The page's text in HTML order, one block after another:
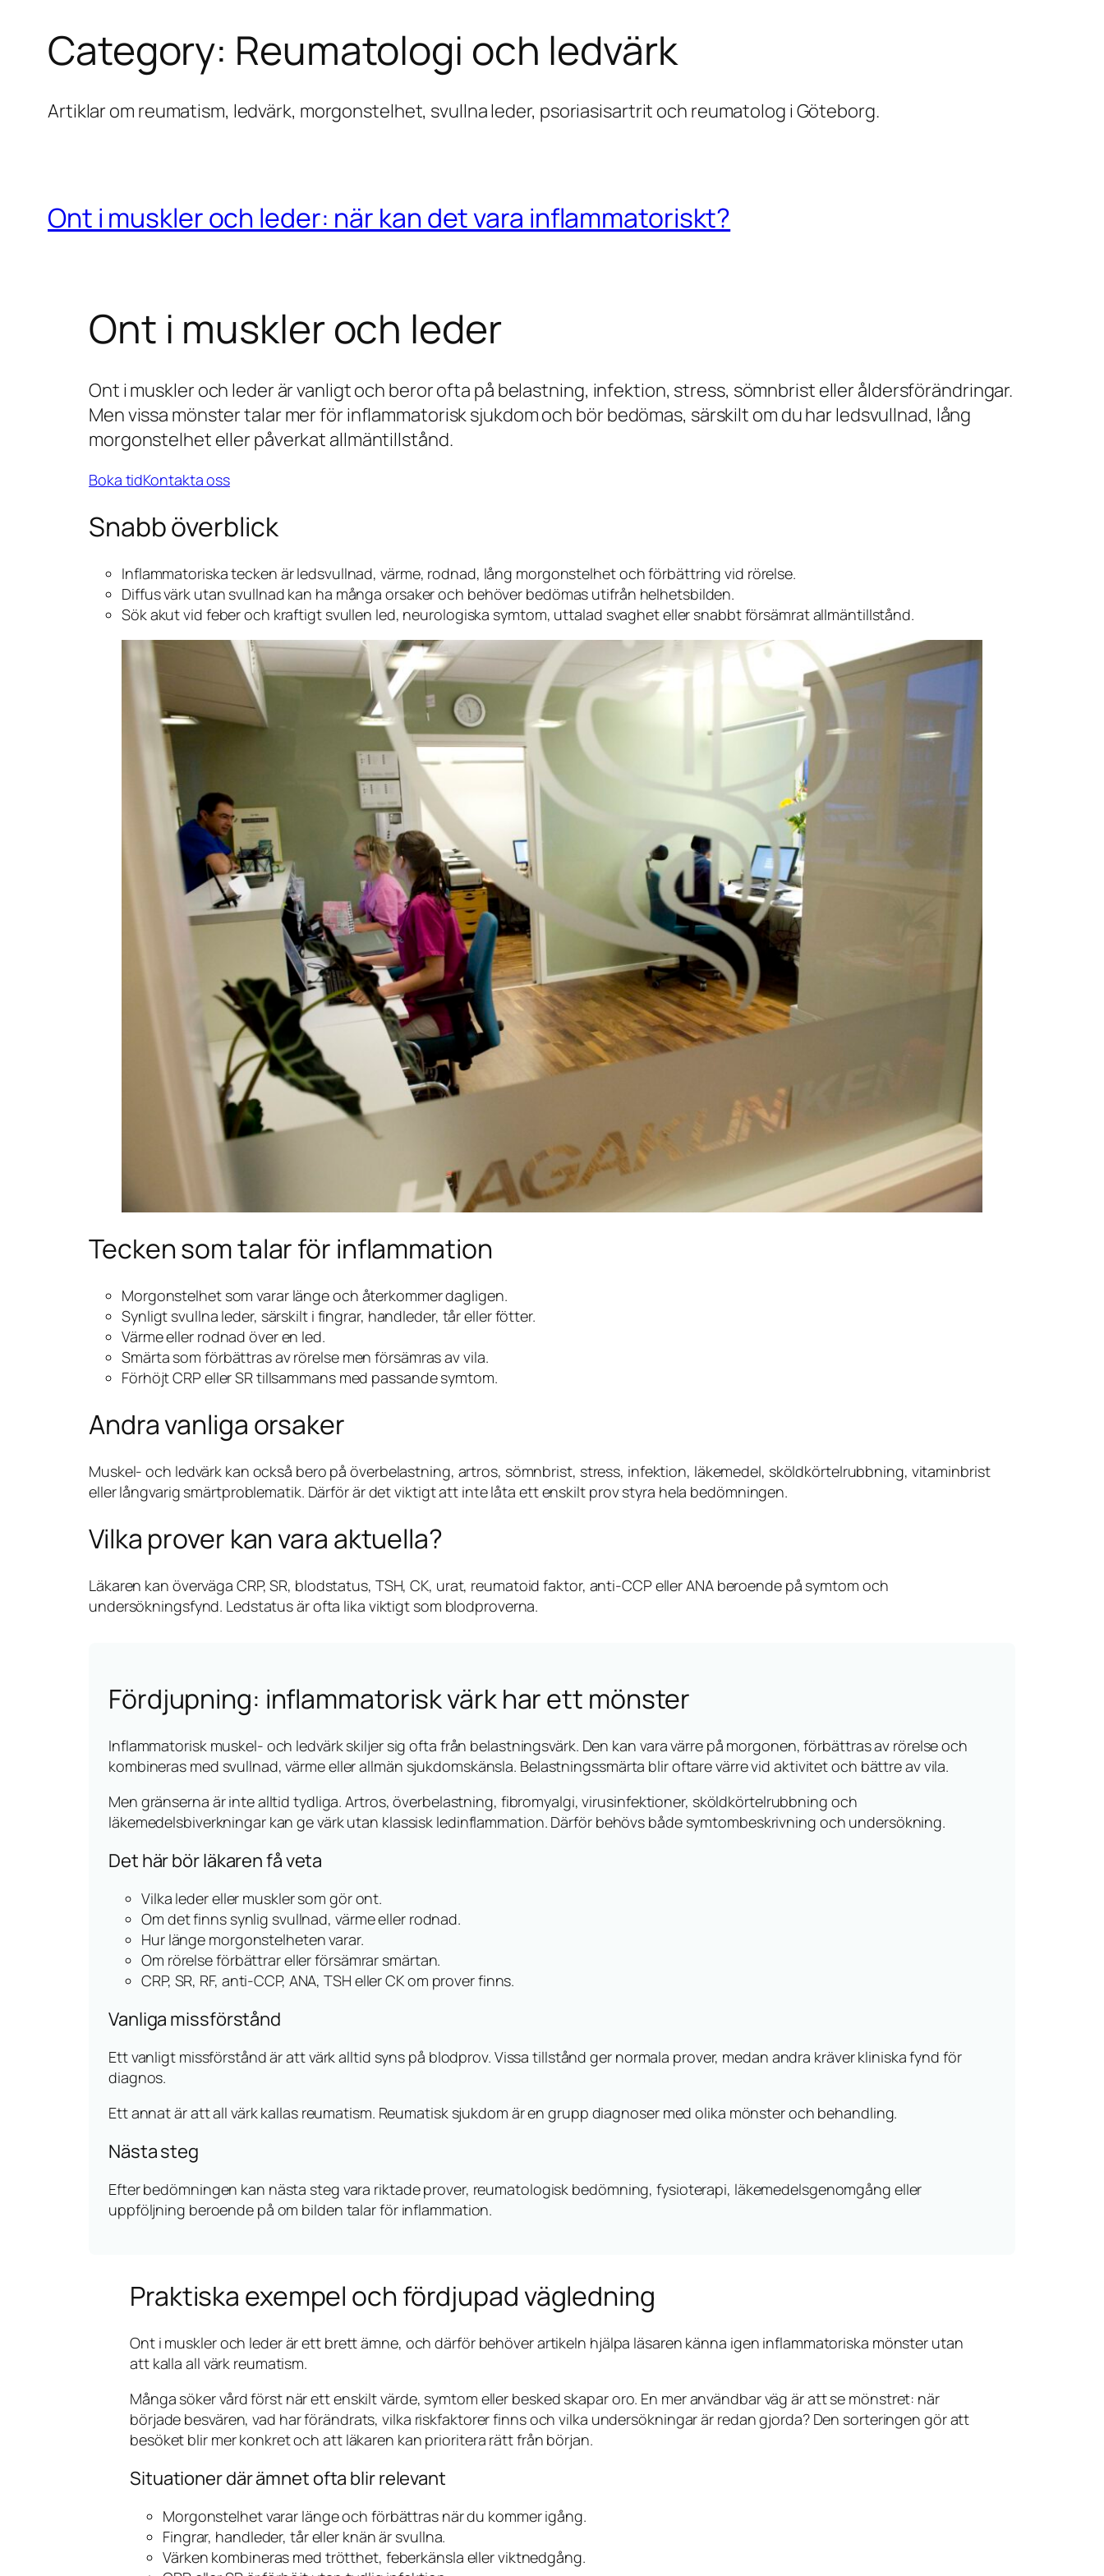
Category: Reumatologi och ledvärk
Artiklar om reumatism, ledvärk, morgonstelhet, svullna leder, psoriasisartrit och reumatolog i Göteborg.
Ont i muskler och leder: när kan det vara inflammatoriskt?
Ont i muskler och leder
Ont i muskler och leder är vanligt och beror ofta på belastning, infektion, stress, sömnbrist eller åldersförändringar.
Men vissa mönster talar mer för inflammatorisk sjukdom och bör bedömas, särskilt om du har ledsvullnad, lång
morgonstelhet eller påverkat allmäntillstånd.
Boka tidKontakta oss
Snabb överblick
Inflammatoriska tecken är ledsvullnad, värme, rodnad, lång morgonstelhet och förbättring vid rörelse.
Diffus värk utan svullnad kan ha många orsaker och behöver bedömas utifrån helhetsbilden.
Sök akut vid feber och kraftigt svullen led, neurologiska symtom, uttalad svaghet eller snabbt försämrat allmäntillstånd.
Tecken som talar för inflammation
Morgonstelhet som varar länge och återkommer dagligen.
Synligt svullna leder, särskilt i fingrar, handleder, tår eller fötter.
Värme eller rodnad över en led.
Smärta som förbättras av rörelse men försämras av vila.
Förhöjt CRP eller SR tillsammans med passande symtom.
Andra vanliga orsaker
Muskel- och ledvärk kan också bero på överbelastning, artros, sömnbrist, stress, infektion, läkemedel, sköldkörtelrubbning, vitaminbrist
eller långvarig smärtproblematik. Därför är det viktigt att inte låta ett enskilt prov styra hela bedömningen.
Vilka prover kan vara aktuella?
Läkaren kan överväga CRP, SR, blodstatus, TSH, CK, urat, reumatoid faktor, anti-CCP eller ANA beroende på symtom och
undersökningsfynd. Ledstatus är ofta lika viktigt som blodproverna.
Fördjupning: inflammatorisk värk har ett mönster
Inflammatorisk muskel- och ledvärk skiljer sig ofta från belastningsvärk. Den kan vara värre på morgonen, förbättras av rörelse och
kombineras med svullnad, värme eller allmän sjukdomskänsla. Belastningssmärta blir oftare värre vid aktivitet och bättre av vila.
Men gränserna är inte alltid tydliga. Artros, överbelastning, fibromyalgi, virusinfektioner, sköldkörtelrubbning och
läkemedelsbiverkningar kan ge värk utan klassisk ledinflammation. Därför behövs både symtombeskrivning och undersökning.
Det här bör läkaren få veta
Vilka leder eller muskler som gör ont.
Om det finns synlig svullnad, värme eller rodnad.
Hur länge morgonstelheten varar.
Om rörelse förbättrar eller försämrar smärtan.
CRP, SR, RF, anti-CCP, ANA, TSH eller CK om prover finns.
Vanliga missförstånd
Ett vanligt missförstånd är att värk alltid syns på blodprov. Vissa tillstånd ger normala prover, medan andra kräver kliniska fynd för
diagnos.
Ett annat är att all värk kallas reumatism. Reumatisk sjukdom är en grupp diagnoser med olika mönster och behandling.
Nästa steg
Efter bedömningen kan nästa steg vara riktade prover, reumatologisk bedömning, fysioterapi, läkemedelsgenomgång eller
uppföljning beroende på om bilden talar för inflammation.
Praktiska exempel och fördjupad vägledning
Ont i muskler och leder är ett brett ämne, och därför behöver artikeln hjälpa läsaren känna igen inflammatoriska mönster utan
att kalla all värk reumatism.
Många söker vård först när ett enskilt värde, symtom eller besked skapar oro. En mer användbar väg är att se mönstret: när
började besvären, vad har förändrats, vilka riskfaktorer finns och vilka undersökningar är redan gjorda? Den sorteringen gör att
besöket blir mer konkret och att läkaren kan prioritera rätt från början.
Situationer där ämnet ofta blir relevant
Morgonstelhet varar länge och förbättras när du kommer igång.
Fingrar, handleder, tår eller knän är svullna.
Värken kombineras med trötthet, feberkänsla eller viktnedgång.